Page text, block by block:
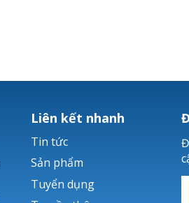
Liên kết nhanh
Tin tức
Sản phẩm
Tuyển dụng